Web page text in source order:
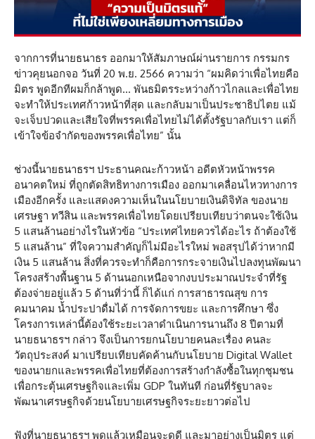
จากการที่นายธนาธร ออกมาให้สัมภาษณ์ผ่านรายการ กรรมกร
ข่าวคุยนอกจอ วันที่ 20 พ.ย. 2566 ความว่า “ผมคิดว่าเพื่อไทยคือ
มิตร พูดอีกทีผมก็กล้าพูด… พันธมิตรระหว่างก้าวไกลและเพื่อไทย
จะทำให้ประเทศก้าวหน้าที่สุด และกลับมาเป็นประชาธิปไตย แม้
จะเจ็บปวดและเสียใจที่พรรคเพื่อไทยไม่ได้ตั้งรัฐบาลกับเรา แต่ก็
เข้าใจข้อจำกัดของพรรคเพื่อไทย” นั้น
ช่วงนี้นายธนาธรฯ ประธานคณะก้าวหน้า อดีตหัวหน้าพรรค
อนาคตใหม่ ที่ถูกตัดสิทธิทางการเมือง ออกมาเคลื่อนไหวทางการ
เมืองอีกครั้ง และแสดงความเห็นในนโยบายเงินดิจิทัล ของนาย
เศรษฐา ทวีสิน และพรรคเพื่อไทยโดยเปรียบเทียบว่าตนจะใช้เงิน
5 แสนล้านอย่างไรในหัวข้อ “ประเทศไทยควรได้อะไร ถ้าต้องใช้
5 แสนล้าน” ที่ใจความสำคัญก็ไม่มีอะไรใหม่ พอสรุปได้ว่าหากมี
เงิน 5 แสนล้าน สิ่งที่ควรจะทำก็คือการกระจายเงินไปลงทุนพัฒนา
โครงสร้างพื้นฐาน 5 ด้านนอกเหนือจากงบประมาณประจำที่รัฐ
ต้องจ่ายอยู่แล้ว 5 ด้านที่ว่านี้ ก็ได้แก่ การสาธารณสุข การ
คมนาคม น้ำประปาดื่มได้ การจัดการขยะ และการศึกษา ซึ่ง
โครงการเหล่านี้ต้องใช้ระยะเวลาดำเนินการนานถึง 8 ปีตามที่
นายธนาธรฯ กล่าว จึงเป็นการยกนโยบายคนละเรื่อง คนละ
วัตถุประสงค์ มาเปรียบเทียบคัดค้านกับนโยบาย Digital Wallet
ของนายกและพรรคเพื่อไทยที่ต้องการสร้างกำลังซื้อในทุกชุมชน
เพื่อกระตุ้นเศรษฐกิจและเพิ่ม GDP ในทันที ก่อนที่รัฐบาลจะ
พัฒนาเศรษฐกิจด้วยนโยบายเศรษฐกิจระยะยาวต่อไป
ฟังที่นายธนาธรฯ พูดแล้วเหมือนจะดูดี และมาอย่างเป็นมิตร แต่